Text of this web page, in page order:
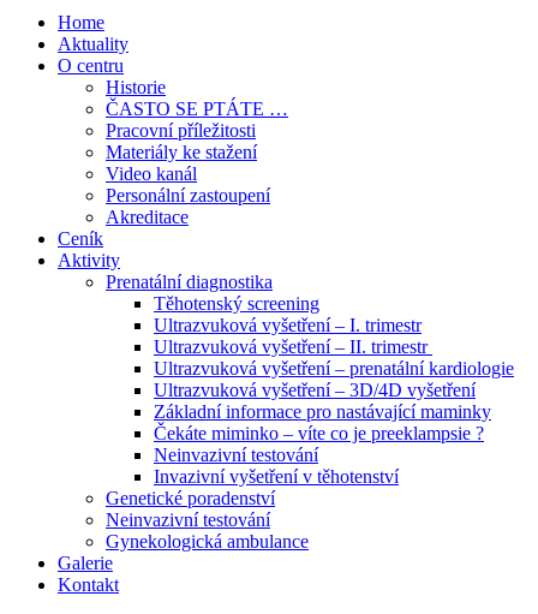
Home
Aktuality
O centru
Historie
ČASTO SE PTÁTE …
Pracovní příležitosti
Materiály ke stažení
Video kanál
Personální zastoupení
Akreditace
Ceník
Aktivity
Prenatální diagnostika
Těhotenský screening
Ultrazvuková vyšetření – I. trimestr
Ultrazvuková vyšetření – II. trimestr
Ultrazvuková vyšetření – prenatální kardiologie
Ultrazvuková vyšetření – 3D/4D vyšetření
Základní informace pro nastávající maminky
Čekáte miminko – víte co je preeklampsie ?
Neinvazivní testování
Invazivní vyšetření v těhotenství
Genetické poradenství
Neinvazivní testování
Gynekologická ambulance
Galerie
Kontakt